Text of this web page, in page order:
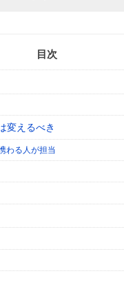
目次
変えるべき
わる人が担当